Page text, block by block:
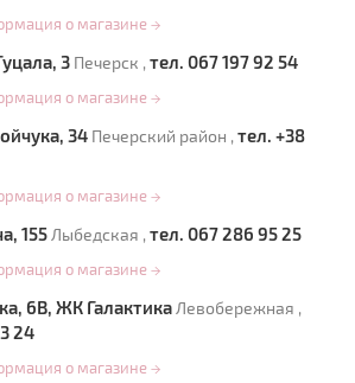
о магазине →
3 Печерск , тел. 067 197 92 54
о магазине →
34 Печерский район , тел. +38
о магазине →
155Лыбедская , тел. 067 286 95 25
о магазине →
6В, ЖК ГалактикаЛевобережная ,
24
о магазине →